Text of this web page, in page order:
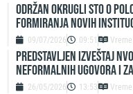
ODRŽAN OKRUGLI STO O
FORMIRANJA NOVIH
09/07/2026 09:51
Predstavljen izveštaj
neformalnih ugovora i
26/05/2026 13:53